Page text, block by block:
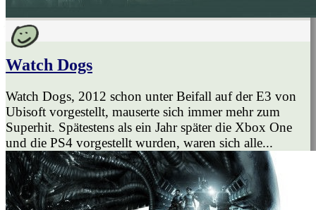
Watch Dogs
Watch Dogs, 2012 schon unter Beifall auf der E3 von
Ubisoft vorgestellt, mauserte sich immer mehr zum
Superhit. Spätestens als ein Jahr später die Xbox One
und die PS4 vorgestellt wurden, waren sich alle...